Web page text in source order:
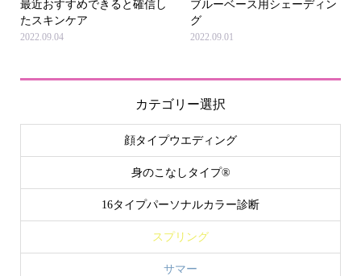
最近おすすめできると確信し
たスキンケア
2022.09.04
ブルーベース用シェーディン
グ
2022.09.01
カテゴリー選択
顔タイプウエディング
身のこなしタイプ®
16タイプパーソナルカラー診断
スプリング
サマー